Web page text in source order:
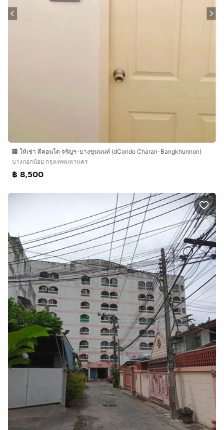
🏢 ให้เช่า ดีคอนโด จรัญฯ-บางขุนนนท์ (dCondo Charan-Bangkhunnon)
บางกอกน้อย กรุงเทพมหานคร
฿ 8,500